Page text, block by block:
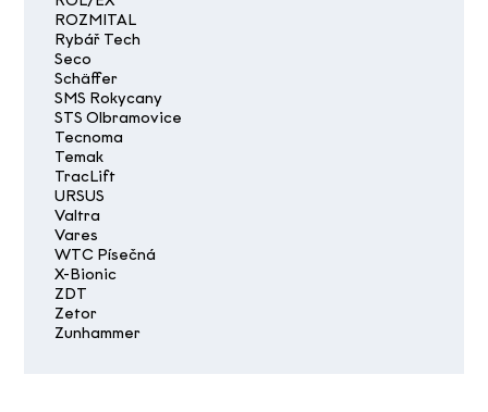
ROZMITAL
Rybář Tech
Seco
Schäffer
SMS Rokycany
STS Olbramovice
Tecnoma
Temak
TracLift
URSUS
Valtra
Vares
WTC Písečná
X-Bionic
ZDT
Zetor
Zunhammer